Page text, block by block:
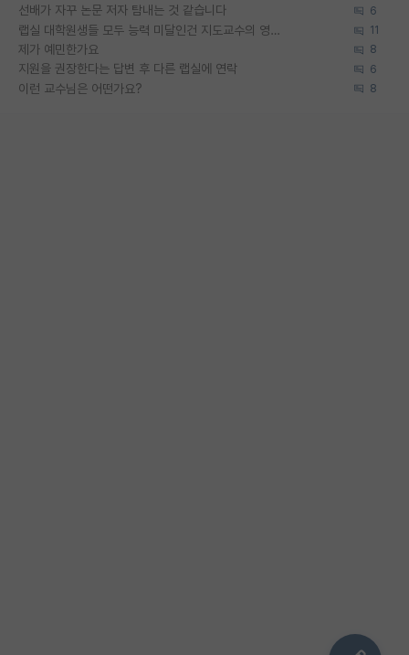
선배가 자꾸 논문 저자 탐내는 것 같습니다 6
랩실 대학원생들 모두 능력 미달인건 지도교수의 영향 아닌가? 11
제가 예민한가요 8
지원을 권장한다는 답변 후 다른 랩실에 연락 6
이런 교수님은 어떤가요? 8